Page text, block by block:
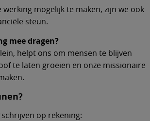
werking mogelijk te maken, zijn we ook
steun.
mee dragen?
helpt ons om mensen te blijven
te laten groeien en onze missionaire
op rekening: